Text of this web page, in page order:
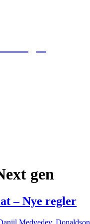
gen
– Nye regler
Medvedev, Donaldson